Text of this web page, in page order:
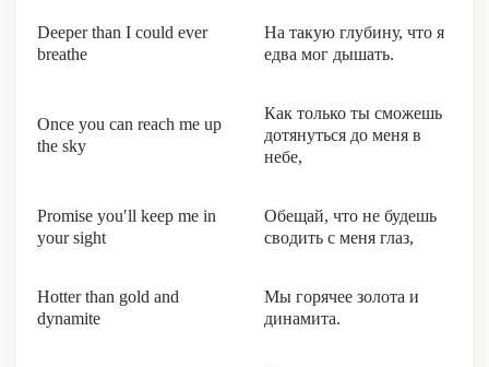
Deeper than I could ever
breathe
На такую глубину, что я
едва мог дышать.
Once you can reach me up
the sky
Как только ты сможешь
дотянуться до меня в
небе,
Promise you′ll keep me in
your sight
Обещай, что не будешь
сводить с меня глаз,
Hotter than gold and
dynamite
Мы горячее золота и
динамита.